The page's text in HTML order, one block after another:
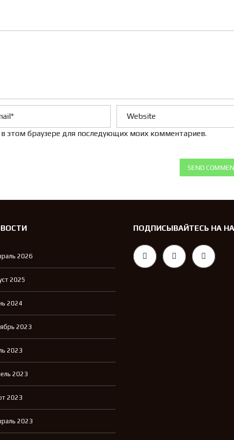
этом браузере для последующих моих комментариев.
SEND
2026
2025
2024
2023
2023
2023
2023
2023
ПОДПИСЫВАЙТЕСЬ НА